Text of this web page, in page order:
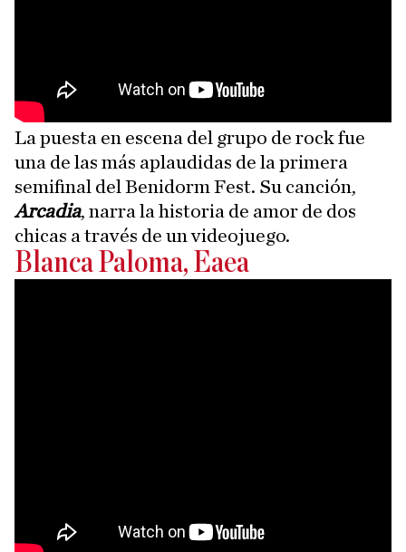
La puesta en escena del grupo de rock fue
una de las más aplaudidas de la primera
semifinal del Benidorm Fest. Su canción,
Arcadia, narra la historia de amor de dos
chicas a través de un videojuego.
Blanca Paloma, Eaea